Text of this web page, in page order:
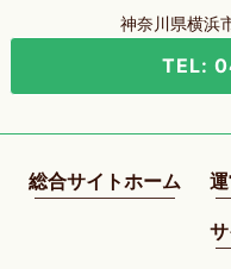
神奈川県横浜
TEL:
総合サイトホーム